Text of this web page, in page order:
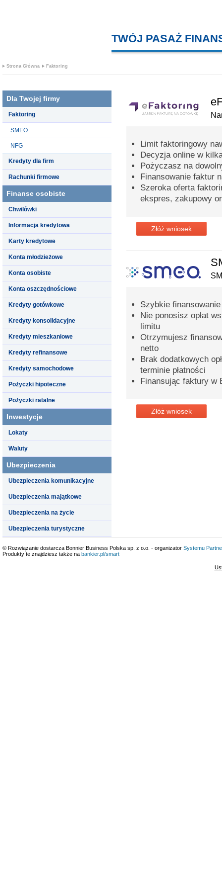
TWÓJ PASAŻ
Strona Główna Faktoring
Dla Twojej firmy
Faktoring
SMEO
NFG
Kredyty dla firm
Rachunki firmowe
Finanse osobiste
Chwilówki
Informacja kredytowa
Karty kredytowe
Konta młodzieżowe
Konta osobiste
Konta oszczędnościowe
Kredyty gotówkowe
Kredyty konsolidacyjne
Kredyty mieszkaniowe
Kredyty refinansowe
Kredyty samochodowe
Pożyczki hipoteczne
Pożyczki ratalne
Inwestycje
Lokaty
Waluty
Ubezpieczenia
Ubezpieczenia komunikacyjne
Ubezpieczenia majątkowe
Ubezpieczenia na życie
Ubezpieczenia turystyczne
Limit faktoringowy
Decyzja online w
Pożyczasz na
Finansowanie faktur
Szeroka oferta
ekspres, zakupowy
Złóż wniosek
Szybkie
Nie ponosisz opłat
limitu
Otrzymujesz
netto
Brak dodatkowych
terminie płatności
Finansując faktury w
Złóż wniosek
© Rozwiązanie dostarcza Bonnier Business Polska sp. z o.o. - organizator Systemu
Produkty te znajdziesz także na bankier.pl/smart